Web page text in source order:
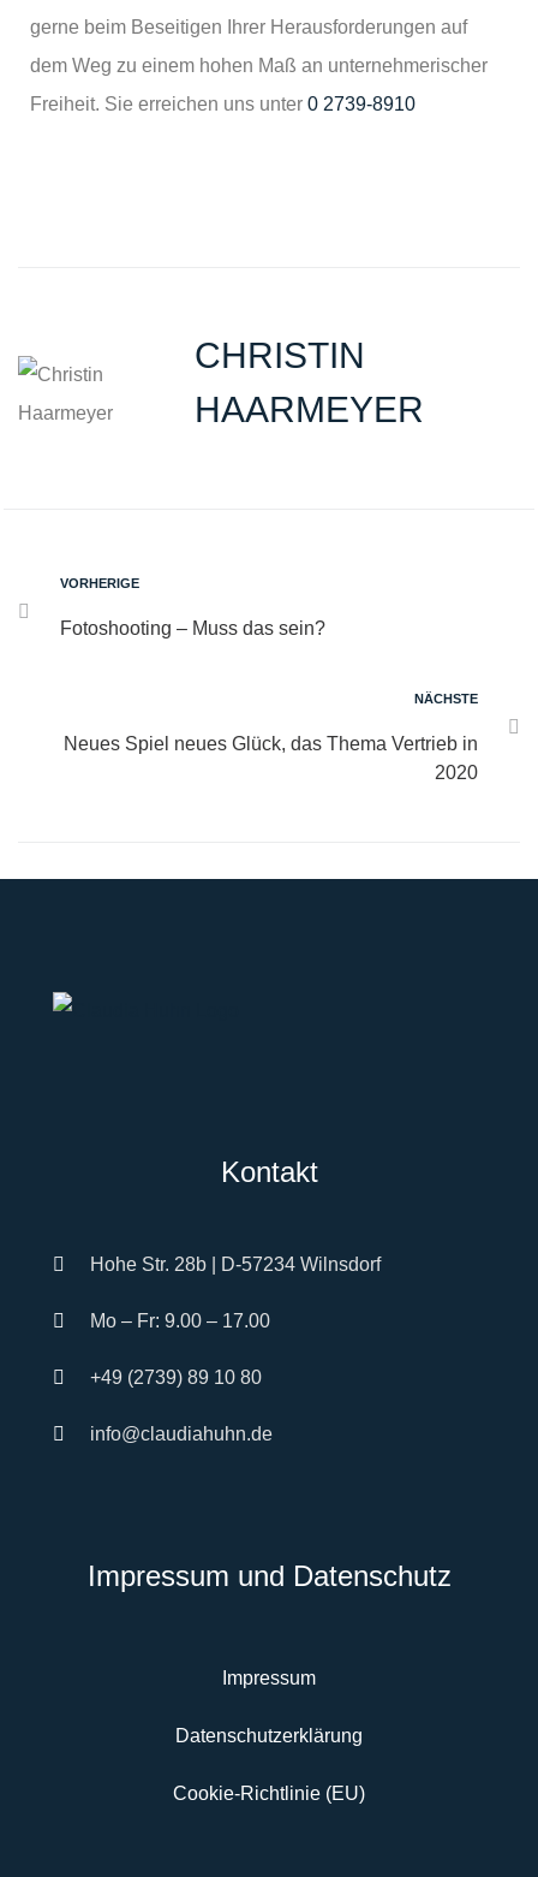
gerne beim Beseitigen Ihrer Herausforderungen auf
dem Weg zu einem hohen Maß an unternehmerischer
Freiheit. Sie erreichen uns unter 0 2739-8910
CHRISTIN
HAARMEYER
VORHERIGE
Fotoshooting – Muss das sein?
NÄCHSTE
Neues Spiel neues Glück, das Thema Vertrieb in
2020
Kontakt
Hohe Str. 28b | D-57234 Wilnsdorf
Mo – Fr: 9.00 – 17.00
+49 (2739) 89 10 80
info@claudiahuhn.de
Impressum und Datenschutz
Impressum
Datenschutzerklärung
Cookie-Richtlinie (EU)